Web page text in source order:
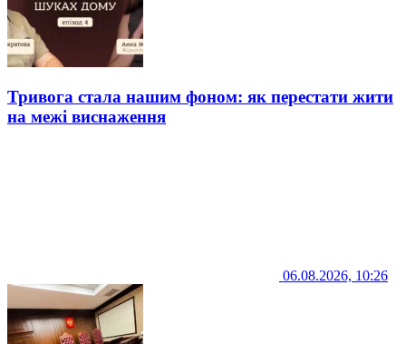
Тривога стала нашим фоном: як перестати жити
на межі виснаження
06.08.2026, 10:26